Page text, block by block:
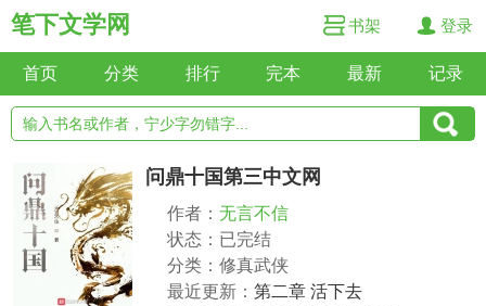
笔下文学网 书架 登录
首页 分类 排行 完本 最新 记录
问鼎十国第三中文网
作者： 无言不信
状态：已完结
分类：修真武侠
最近更新： 第二章 活下去